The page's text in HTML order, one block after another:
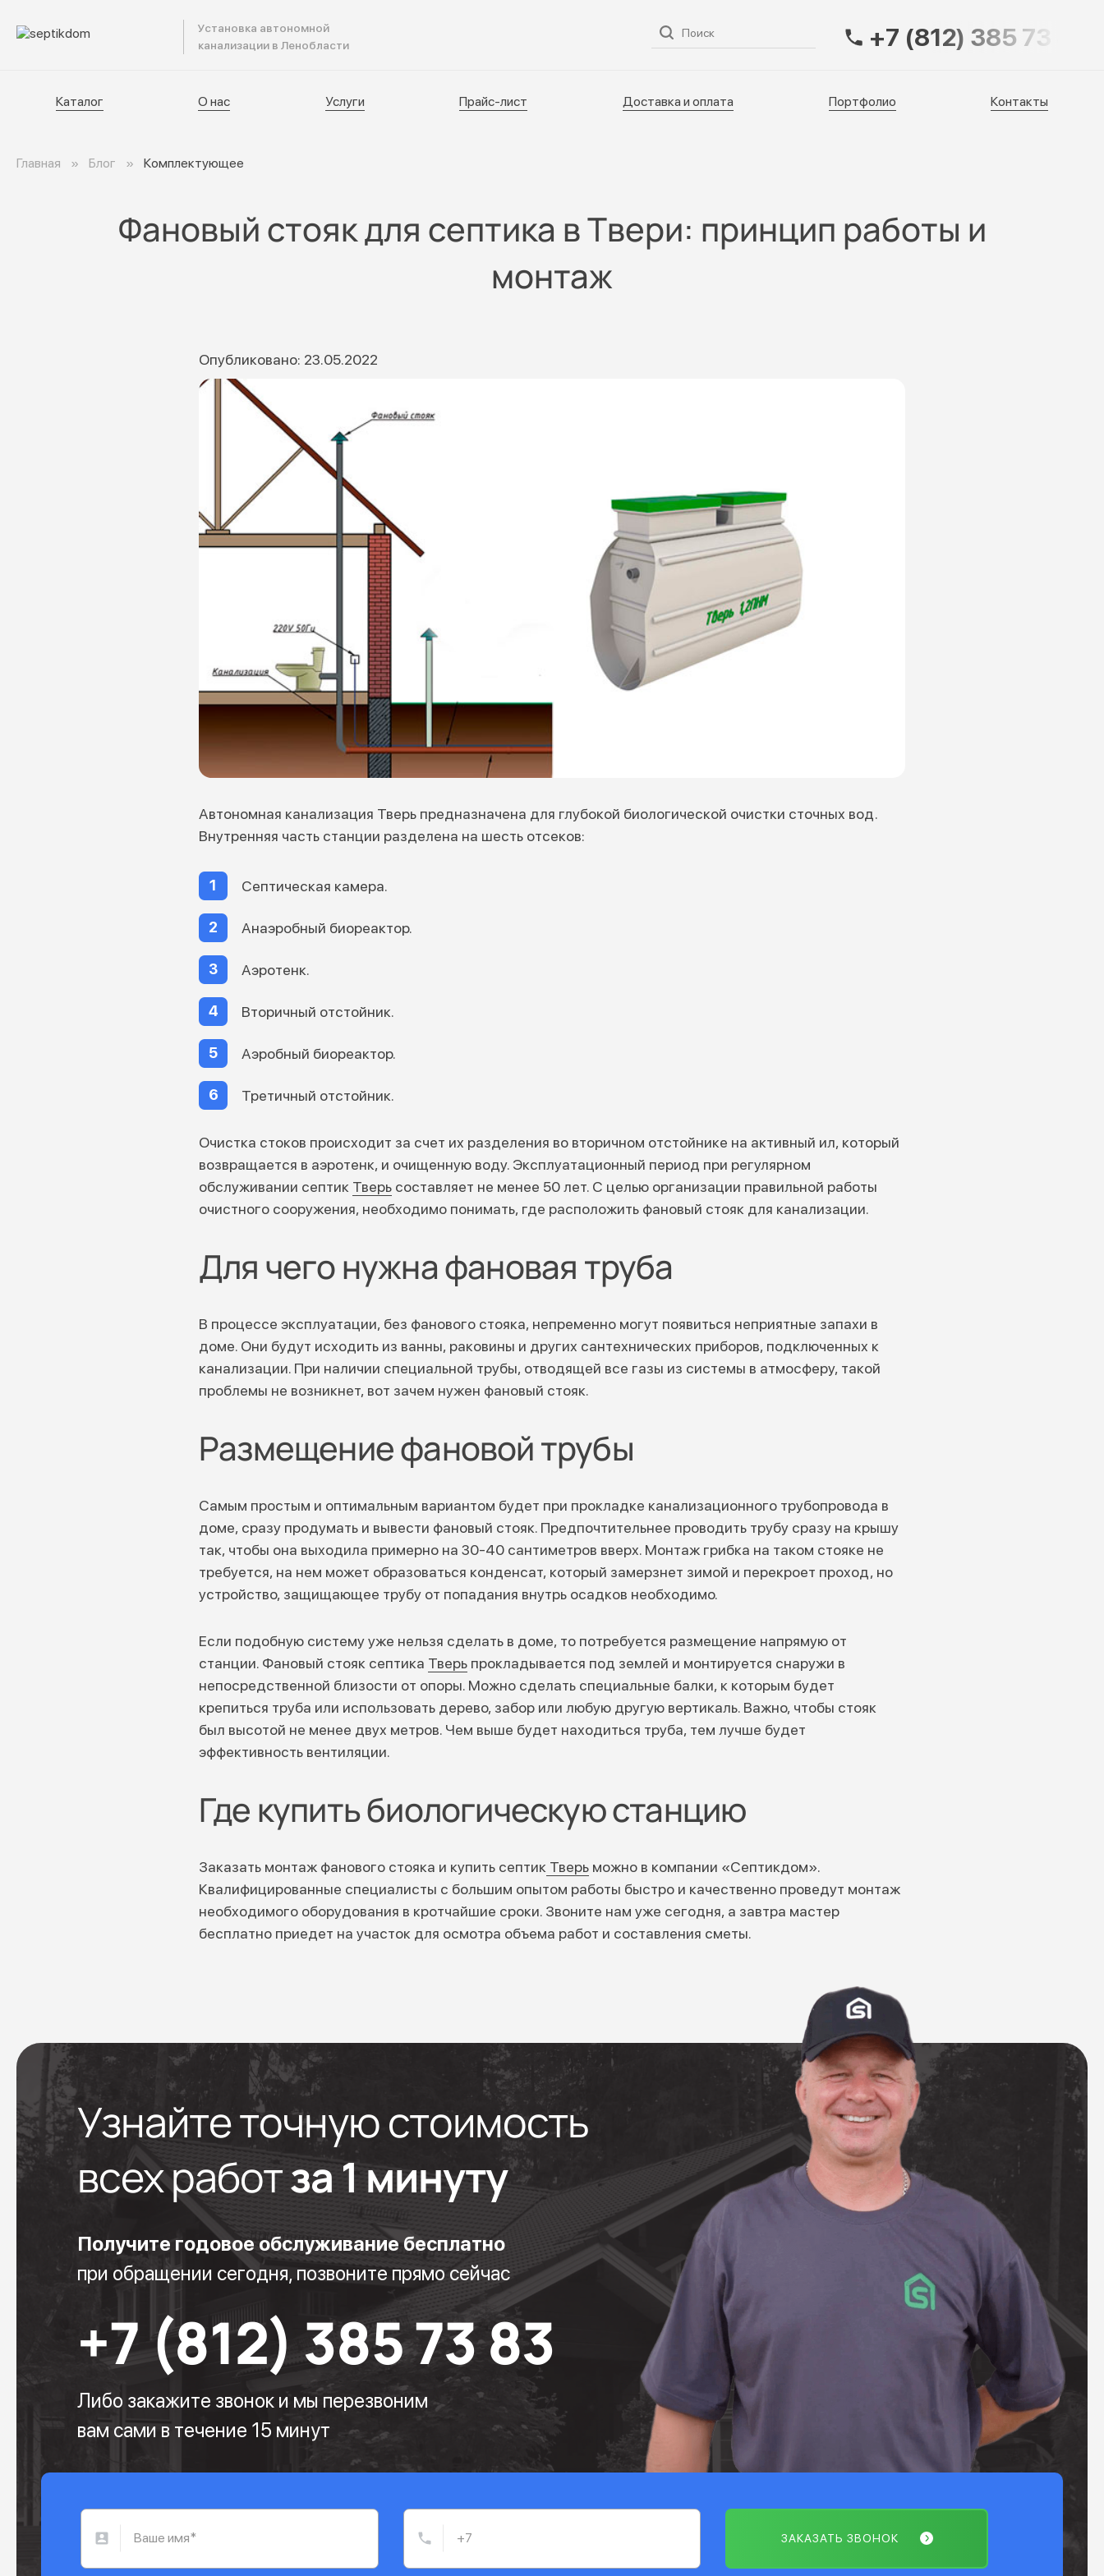
Установка автономной
канализации в Ленобласти
Каталог Доставка и оплата Контакты+7 (812) 385 73 83
Каталог О нас Услуги Прайс-лист Доставка и оплата Портфолио Контакты
Главная Блог Комплектующее
Фановый стояк для септика в Твери: принцип работы и
монтаж
Опубликовано: 23.05.2022
Автономная канализация Тверь предназначена для глубокой биологической очистки сточных вод.
Внутренняя часть станции разделена на шесть отсеков:
Септическая камера.
Анаэробный биореактор.
Аэротенк.
Вторичный отстойник.
Аэробный биореактор.
Третичный отстойник.
Очистка стоков происходит за счет их разделения во вторичном отстойнике на активный ил, который
возвращается в аэротенк, и очищенную воду. Эксплуатационный период при регулярном
обслуживании септик Тверь составляет не менее 50 лет. С целью организации правильной работы
очистного сооружения, необходимо понимать, где расположить фановый стояк для канализации.
Для чего нужна фановая труба
В процессе эксплуатации, без фанового стояка, непременно могут появиться неприятные запахи в
доме. Они будут исходить из ванны, раковины и других сантехнических приборов, подключенных к
канализации. При наличии специальной трубы, отводящей все газы из системы в атмосферу, такой
проблемы не возникнет, вот зачем нужен фановый стояк.
Размещение фановой трубы
Самым простым и оптимальным вариантом будет при прокладке канализационного трубопровода в
доме, сразу продумать и вывести фановый стояк. Предпочтительнее проводить трубу сразу на крышу
так, чтобы она выходила примерно на 30-40 сантиметров вверх. Монтаж грибка на таком стояке не
требуется, на нем может образоваться конденсат, который замерзнет зимой и перекроет проход, но
устройство, защищающее трубу от попадания внутрь осадков необходимо.
Если подобную систему уже нельзя сделать в доме, то потребуется размещение напрямую от
станции. Фановый стояк септика Тверь прокладывается под землей и монтируется снаружи в
непосредственной близости от опоры. Можно сделать специальные балки, к которым будет
крепиться труба или использовать дерево, забор или любую другую вертикаль. Важно, чтобы стояк
был высотой не менее двух метров. Чем выше будет находиться труба, тем лучше будет
эффективность вентиляции.
Где купить биологическую станцию
Заказать монтаж фанового стояка и купить септик Тверь можно в компании «Септикдом».
Квалифицированные специалисты с большим опытом работы быстро и качественно проведут монтаж
необходимого оборудования в кротчайшие сроки. Звоните нам уже сегодня, а завтра мастер
бесплатно приедет на участок для осмотра объема работ и составления сметы.
Узнайте точную стоимость
всех работза 1 минуту
Получите годовое обслуживание бесплатно
при обращении сегодня, позвоните прямо сейчас
+7 (812) 385 73 83
Либо закажите звонок и мы перезвоним
вам сами в течение 15 минут
ЗАКАЗАТЬ ЗВОНОК